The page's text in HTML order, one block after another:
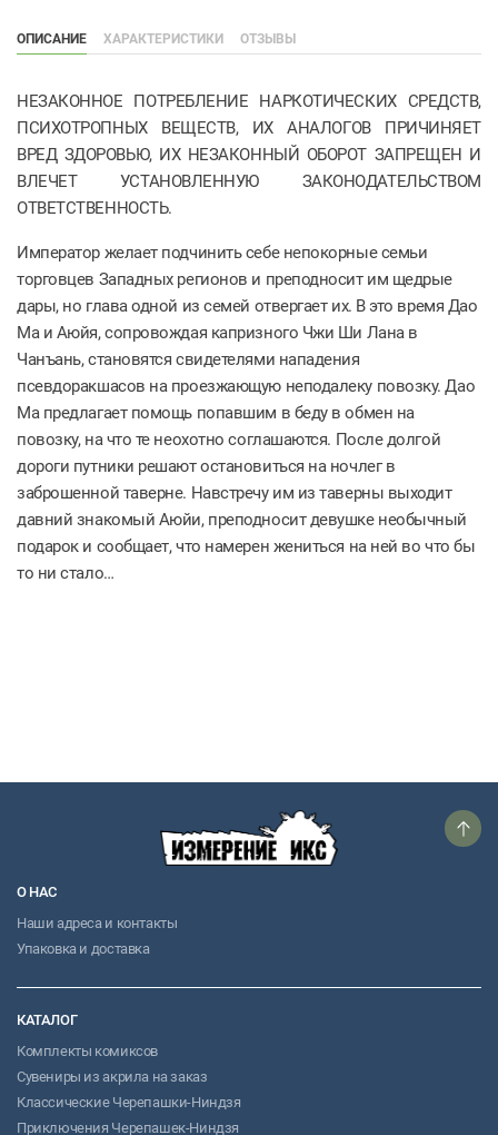
ОПИСАНИЕ ХАРАКТЕРИСТИКИ ОТЗЫВЫ
НЕЗАКОННОЕ ПОТРЕБЛЕНИЕ НАРКОТИЧЕСКИХ СРЕДСТВ,
ПСИХОТРОПНЫХ ВЕЩЕСТВ, ИХ АНАЛОГОВ ПРИЧИНЯЕТ
ВРЕД ЗДОРОВЬЮ, ИХ НЕЗАКОННЫЙ ОБОРОТ ЗАПРЕЩЕН И
ВЛЕЧЕТ УСТАНОВЛЕННУЮ ЗАКОНОДАТЕЛЬСТВОМ
ОТВЕТСТВЕННОСТЬ.
Император желает подчинить себе непокорные семьи
торговцев Западных регионов и преподносит им щедрые
дары, но глава одной из семей отвергает их. В это время Дао
Ма и Аюйя, сопровождая капризного Чжи Ши Лана в
Чанъань, становятся свидетелями нападения
псевдоракшасов на проезжающую неподалеку повозку. Дао
Ма предлагает помощь попавшим в беду в обмен на
повозку, на что те неохотно соглашаются. После долгой
дороги путники решают остановиться на ночлег в
заброшенной таверне. Навстречу им из таверны выходит
давний знакомый Аюйи, преподносит девушке необычный
подарок и сообщает, что намерен жениться на ней во что бы
то ни стало…
О НАС
Наши адреса и контакты
Упаковка и доставка
КАТАЛОГ
Комплекты комиксов
Сувениры из акрила на заказ
Классические Черепашки-Ниндзя
Приключения Черепашек-Ниндзя